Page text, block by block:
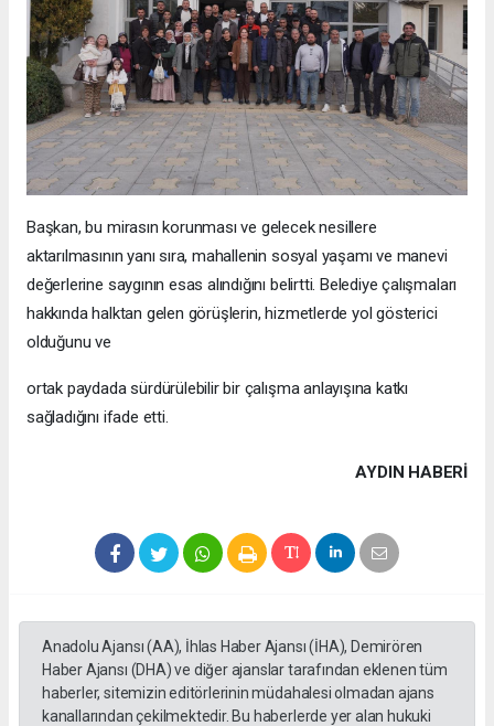
Başkan, bu mirasın korunması ve gelecek nesillere
aktarılmasının yanı sıra, mahallenin sosyal yaşamı ve manevi
değerlerine saygının esas alındığını belirtti. Belediye çalışmaları
hakkında halktan gelen görüşlerin, hizmetlerde yol gösterici
olduğunu ve
ortak paydada sürdürülebilir bir çalışma anlayışına katkı
sağladığını ifade etti.
AYDIN HABERİ
Anadolu Ajansı (AA), İhlas Haber Ajansı (İHA), Demirören
Haber Ajansı (DHA) ve diğer ajanslar tarafından eklenen tüm
haberler, sitemizin editörlerinin müdahalesi olmadan ajans
kanallarından çekilmektedir. Bu haberlerde yer alan hukuki